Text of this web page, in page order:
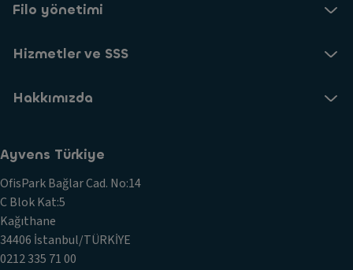
Filo yönetimi
Hizmetler ve SSS
Hakkımızda
Ayvens Türkiye
OfisPark Bağlar Cad. No:14
C Blok Kat:5
Kağıthane
34406 İstanbul/TÜRKİYE
0212 335 71 00